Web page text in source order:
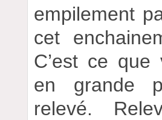
empilement
cet
C’est ce que
en grande
relevé.